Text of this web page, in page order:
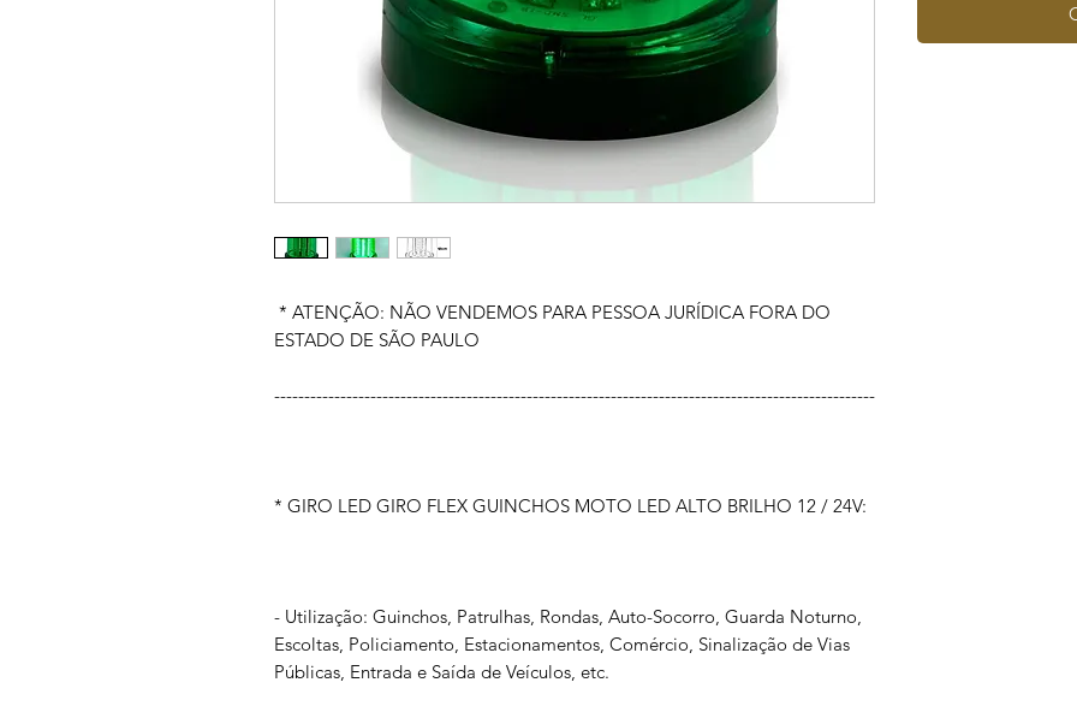
* ATENÇÃO: NÃO VENDEMOS PARA PESSOA JURÍDICA FORA DO
ESTADO DE SÃO PAULO
----------------------------------------------------------------------------------------------------
* GIRO LED GIRO FLEX GUINCHOS MOTO LED ALTO BRILHO 12 / 24V:
- Utilização: Guinchos, Patrulhas, Rondas, Auto-Socorro, Guarda Noturno,
Escoltas, Policiamento, Estacionamentos, Comércio, Sinalização de Vias
Públicas, Entrada e Saída de Veículos, etc.